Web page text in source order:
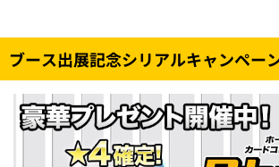
ブース出展記念シリアルキャンペー